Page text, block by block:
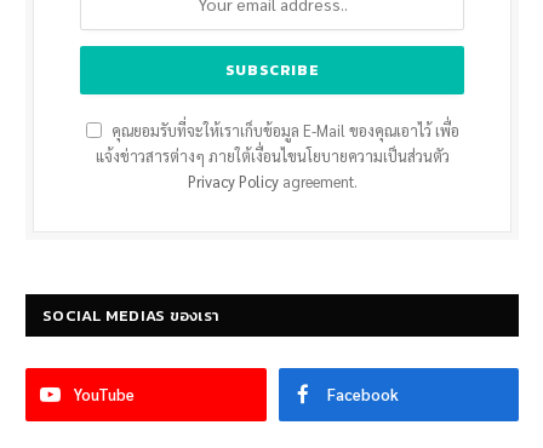
คุณยอมรับที่จะให้เราเก็บข้อมูล E-Mail ของคุณเอาไว้ เพื่อ
แจ้งข่าวสารต่างๆ ภายใต้เงื่อนไขนโยบายความเป็นส่วนตัว
Privacy Policyagreement.
SOCIAL MEDIAS ของเรา
YouTube Facebook